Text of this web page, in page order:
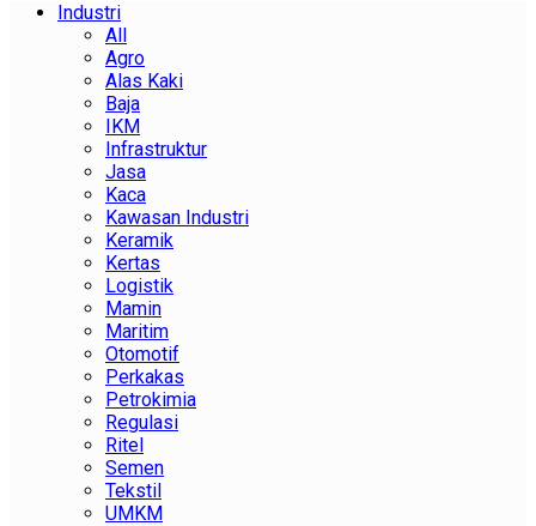
Industri
All
Agro
Alas Kaki
Baja
IKM
Infrastruktur
Jasa
Kaca
Kawasan Industri
Keramik
Kertas
Logistik
Mamin
Maritim
Otomotif
Perkakas
Petrokimia
Regulasi
Ritel
Semen
Tekstil
UMKM